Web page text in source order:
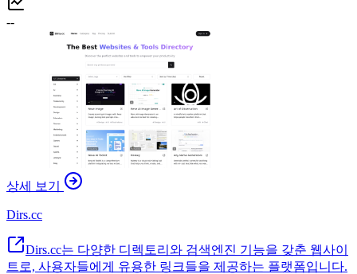
--
상세 보기
Dirs.cc
Dirs.cc는 다양한 디렉토리와 검색엔진 기능을 갖춘 웹사이
트로, 사용자들에게 유용한 링크들을 제공하는 플랫폼입니다.